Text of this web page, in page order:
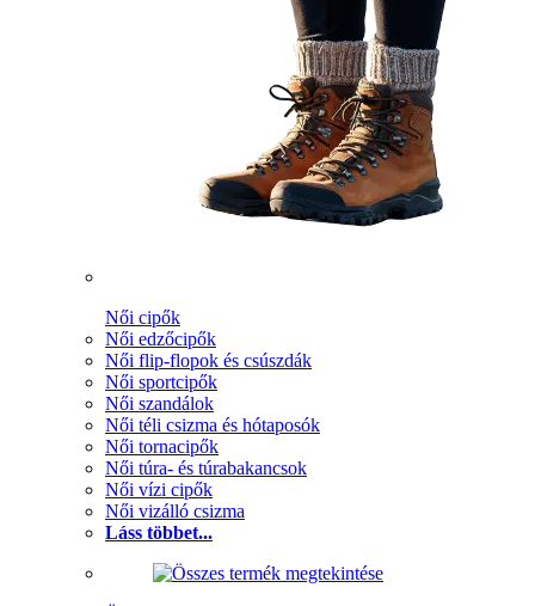
Női cipők
Női edzőcipők
Női flip-flopok és csúszdák
Női sportcipők
Női szandálok
Női téli csizma és hótaposók
Női tornacipők
Női túra- és túrabakancsok
Női vízi cipők
Női vizálló csizma
Láss többet...